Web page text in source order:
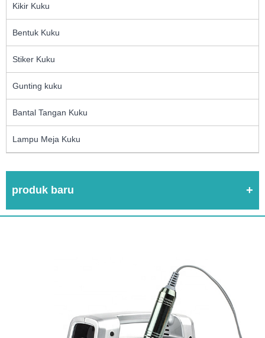
Kikir Kuku
Bentuk Kuku
Stiker Kuku
Gunting kuku
Bantal Tangan Kuku
Lampu Meja Kuku
produk baru